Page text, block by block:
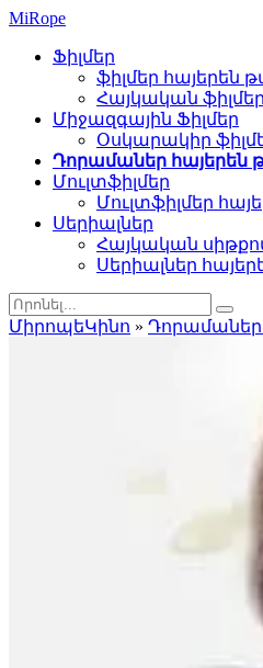
MiRope
Ֆիլմեր
ֆիլմեր հայերեն
Հայկական ֆիլմեր
Միջազգային Ֆիլմեր
Օսկարակիր
Դորամաներ հայերեն
Մուլտֆիլմեր
Մուլտֆիլմեր
Սերիալներ
Հայկական
Սերիալներ
ՄիրոպեԿինո » Դորամաներ